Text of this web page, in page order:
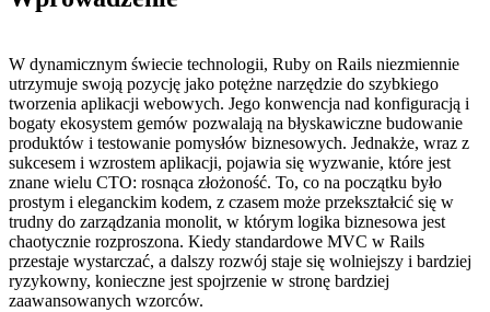
W dynamicznym świecie technologii, Ruby on Rails niezmiennie
utrzymuje swoją pozycję jako potężne narzędzie do szybkiego
tworzenia aplikacji webowych. Jego konwencja nad konfiguracją i
bogaty ekosystem gemów pozwalają na błyskawiczne budowanie
produktów i testowanie pomysłów biznesowych. Jednakże, wraz z
sukcesem i wzrostem aplikacji, pojawia się wyzwanie, które jest
znane wielu CTO: rosnąca złożoność. To, co na początku było
prostym i eleganckim kodem, z czasem może przekształcić się w
trudny do zarządzania monolit, w którym logika biznesowa jest
chaotycznie rozproszona. Kiedy standardowe MVC w Rails
przestaje wystarczać, a dalszy rozwój staje się wolniejszy i bardziej
ryzykowny, konieczne jest spojrzenie w stronę bardziej
zaawansowanych wzorców.